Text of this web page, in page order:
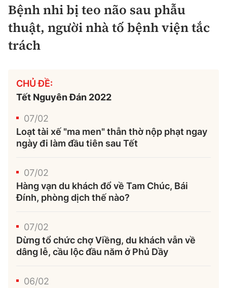
Bệnh nhi bị teo não sau phẫu
thuật, người nhà tố bệnh viện tắc
trách
CHỦ ĐỀ:
Tết Nguyên Đán 2022
07/02
Loạt tài xế "ma men" thẫn thờ nộp phạt ngay
ngày đi làm đầu tiên sau Tết
07/02
Hàng vạn du khách đổ về Tam Chúc, Bái
Đính, phòng dịch thế nào?
07/02
Dừng tổ chức chợ Viềng, du khách vẫn về
dâng lễ, cầu lộc đầu năm ở Phủ Dầy
06/02